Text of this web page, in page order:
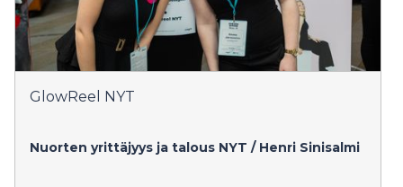
GlowReel NYT
Nuorten yrittäjyys ja talous NYT / Henri Sinisalmi